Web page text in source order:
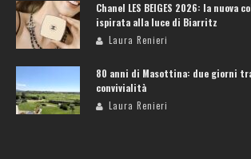
Chanel LES BEIGES 2026: la nuova
ispirata alla luce di Biarritz
Laura Renieri
80 anni di Masottina: due giorni
convivialità
Laura Renieri